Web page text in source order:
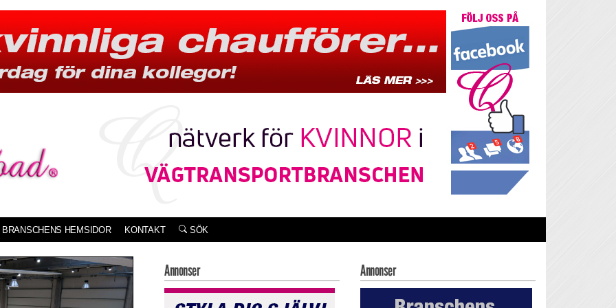
BRANSCHENS HEMSIDOR KONTAKT SÖK
Annonser Annonser